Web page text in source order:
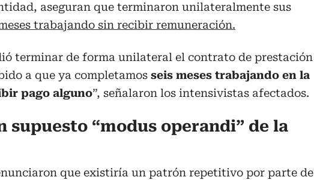
aseguran que terminaron unilateralmente sus
trabajando sin recibir remuneración.
terminar de forma unilateral el contrato de prestación
a que ya completamos seis meses trabajando en la
pago alguno”, señalaron los intensivistas afectados.
supuesto “modus operandi” de la
que existiría un patrón repetitivo por parte de